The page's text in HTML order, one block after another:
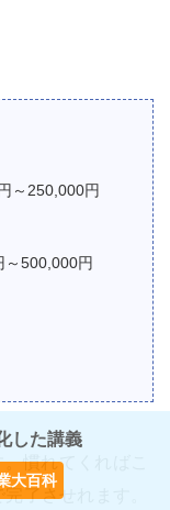
～250,000円
500,000円
慣れてくればこ
了させれます。
した講義